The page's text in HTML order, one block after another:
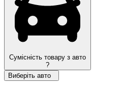
Сумісність товару з авто
?
Виберіть авто